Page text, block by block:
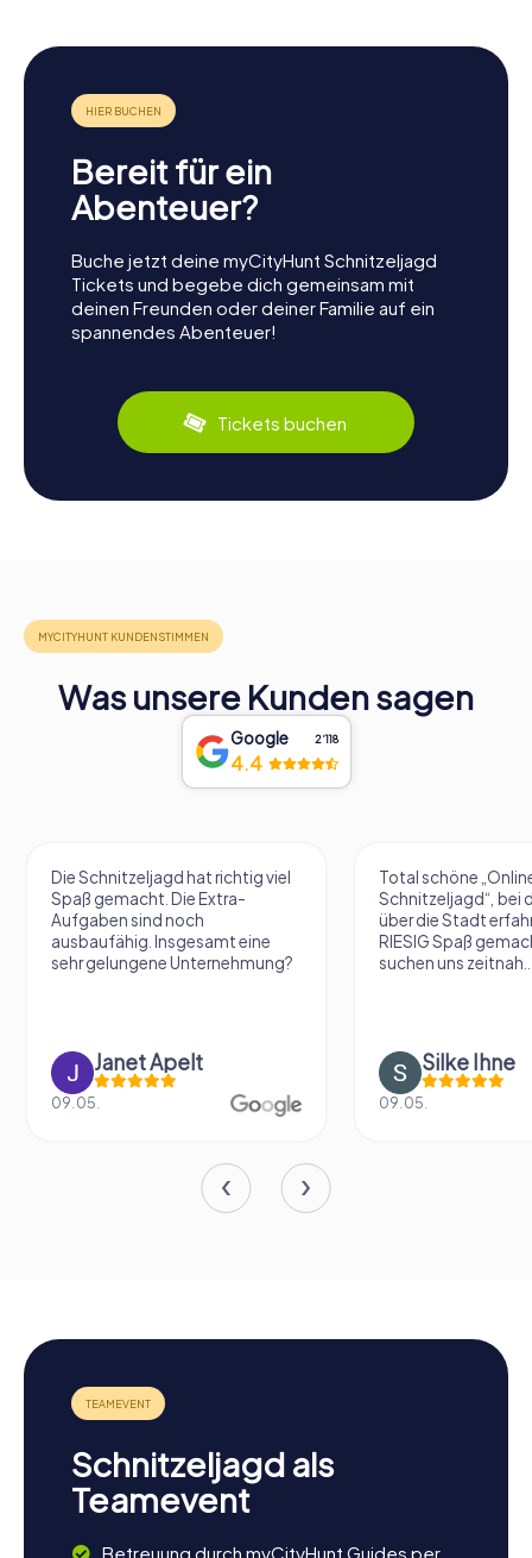
Bereit für ein
Abenteuer?
Buche jetzt deine myCityHunt Schnitzeljagd
Tickets und begebe dich gemeinsam mit
deinen Freunden oder deiner Familie auf ein
spannendes Abenteuer!
Tickets buchen
Was unsere Kunden sagen
Google 2‘118
4.4
Total schöne „Online-
Schnitzeljagd“, bei der man viel
über die Stadt erfahren hat. Hat
RIESIG Spaß gemacht, wir
suchen uns zeitnah...
Silke Ihne
09.05.
Ganz tolle App um
Nachmittag mit viel
zu verbringen.
sofort zur Stelle war
Probleme hatte....
Tanja Volle
24.04.
Schnitzeljagd als
Teamevent
Betreuung durch myCityHunt Guides per